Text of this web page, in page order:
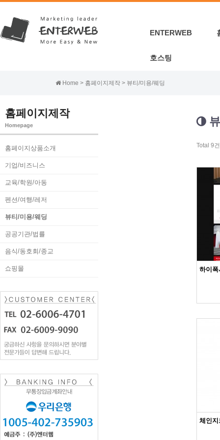
ENTERWEB
호스팅
Home > 홈페이지제작 > 뷰티/미용/웨딩
홈페이지제작
Homepage
홈페이지상품소개
기업/비즈니스
교육/학원/아동
펜션/여행/레저
뷰티/미용/웨딩
공공기관/법률
음식/동호회/종교
쇼핑몰
Total 9건
하이폭
체인지